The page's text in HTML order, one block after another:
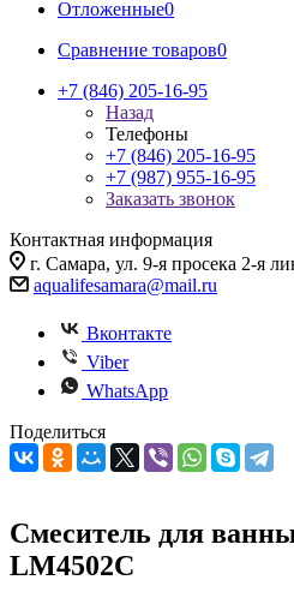
Отложенные0
Сравнение товаров0
+7 (846) 205-16-95
Назад
Телефоны
+7 (846) 205-16-95
+7 (987) 955-16-95
Заказать звонок
Контактная информация
г. Самара, ул. 9-я просека 2-я
aqualifesamara@mail.ru
Вконтакте
Viber
WhatsApp
Поделиться
Смеситель для
LM4502C